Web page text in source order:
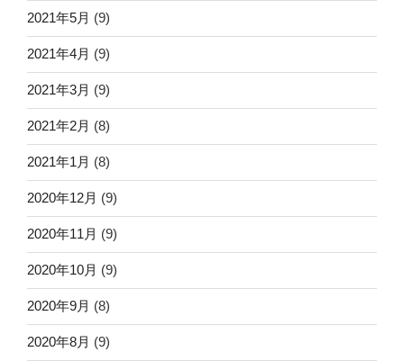
2021年5月 (9)
2021年4月 (9)
2021年3月 (9)
2021年2月 (8)
2021年1月 (8)
2020年12月 (9)
2020年11月 (9)
2020年10月 (9)
2020年9月 (8)
2020年8月 (9)